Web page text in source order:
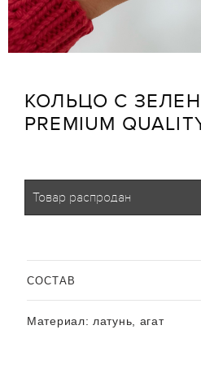
КОЛЬЦО С
PREMIUM
Товар распродан
CОСТАВ
Материал: латунь, агат